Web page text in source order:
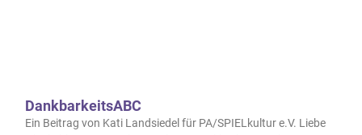
DankbarkeitsABC
Ein Beitrag von Kati Landsiedel für PA/SPIELkultur e.V. Liebe